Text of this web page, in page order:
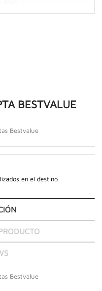
BESTVALUE
Bestvalue
en el destino
Bestvalue